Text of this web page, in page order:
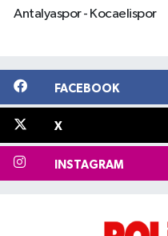
Antalyaspor - Kocaelispor
FACEBOOK
X
INSTAGRAM